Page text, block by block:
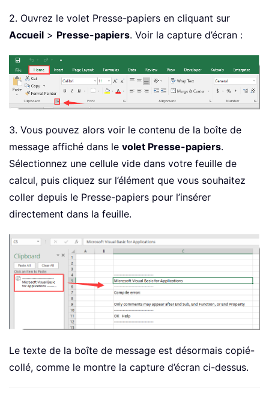
2. Ouvrez le volet Presse-papiers en cliquant sur
Accueil > Presse-papiers. Voir la capture d’écran :
3. Vous pouvez alors voir le contenu de la boîte de
message affiché dans le volet Presse-papiers.
Sélectionnez une cellule vide dans votre feuille de
calcul, puis cliquez sur l’élément que vous souhaitez
coller depuis le Presse-papiers pour l’insérer
directement dans la feuille.
Le texte de la boîte de message est désormais copié-
collé, comme le montre la capture d’écran ci-dessus.